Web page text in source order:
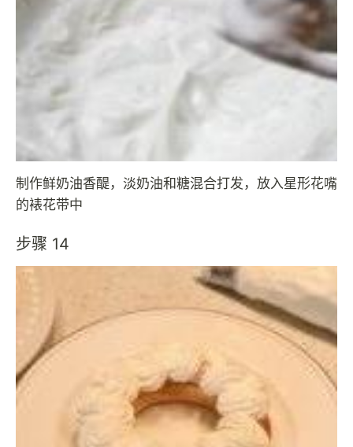
制作鲜奶油香醍，淡奶油和糖混合打发，放入星形花嘴
的裱花带中
步骤 14